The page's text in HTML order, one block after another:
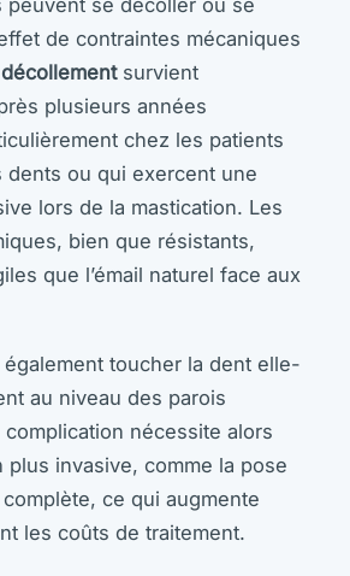
de contraintes mécaniques
décollementsurvient
plusieurs années
chez les patients
dents ou qui exercent une
lors de la mastication. Les
bien que résistants,
que l’émail naturel face aux
toucher la dent elle-
au niveau des parois
nécessite alors
plus invasive, comme la pose
ce qui augmente
les coûts de traitement.